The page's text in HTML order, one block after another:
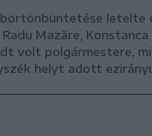
börtönbüntetése letelte
Mazăre,
volt polgármestere,
helyt adott